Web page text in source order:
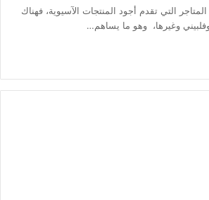
التي تقدم أجود المنتجات الآسيوية، فهناك
وغيرها، وهو ما يساهم…